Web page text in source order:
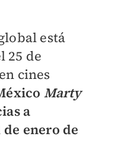
está
25 de
cines
Marty
a
enero de